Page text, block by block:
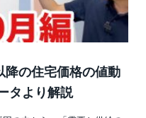
降の住宅価格の値動
タより解説